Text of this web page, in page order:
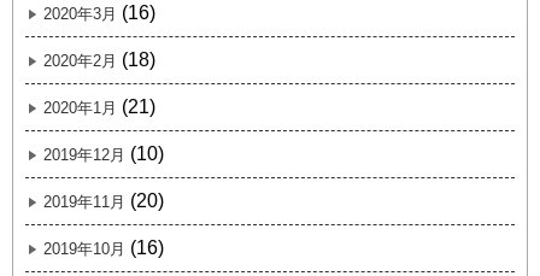
2020年3月 (16)
2020年2月 (18)
2020年1月 (21)
2019年12月 (10)
2019年11月 (20)
2019年10月 (16)